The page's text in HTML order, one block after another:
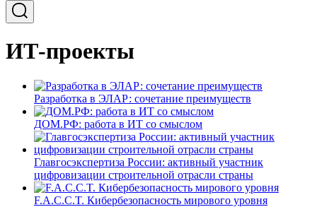
ИТ-проекты
Разработка в ЭЛАР: сочетание преимуществ
ДОМ.РФ: работа в ИТ со смыслом
Главгосэкспертиза России: активный участник
цифровизации строительной отрасли страны
F.A.C.C.T. Кибербезопасность мирового уровня